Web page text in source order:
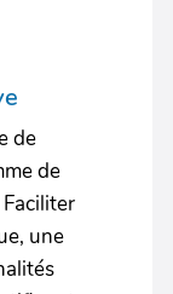
de
de
une